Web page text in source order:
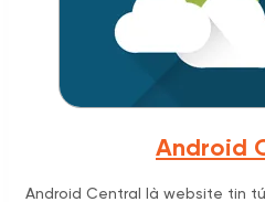
Android
Android Central là website tin